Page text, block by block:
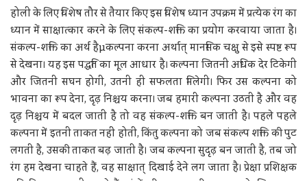
होली के लिए विशेष तौर से तैयार किए इस विशेष ध्यान उपक्रम में प्रत्येक रंग का
ध्यान में साक्षात्कार करने के लिए संकल्प-शक्ति का प्रयोग करवाया जाता है।
संकल्प-शक्ति का अर्थ हैµकल्पना करना अर्थात् मानसिक चक्षु से इसे स्पष्ट रूप
से देखना। यह इस पद्धति का मूल आधार है। कल्पना जितनी अधिक देर टिकेगी
और जितनी सघन होगी, उतनी ही सफलता मिलेगी। फिर उस कल्पना को
भावना का रूप देना, दृढ़ निश्चय करना। जब हमारी कल्पना उठती है और वह
दृढ़ निश्चय में बदल जाती है तो वह संकल्प-शक्ति बन जाती है। पहले पहले
कल्पना में इतनी ताकत नहीं होती, किंतु कल्पना को जब संकल्प शक्ति की पुट
लगती है, उसकी ताकत बढ़ जाती है। जब कल्पना सुदृढ़ बन जाती है, तब जो
रंग हम देखना चाहते हैं, वह साक्षात् दिखाई देने लग जाता है। प्रेक्षा प्रशिक्षक